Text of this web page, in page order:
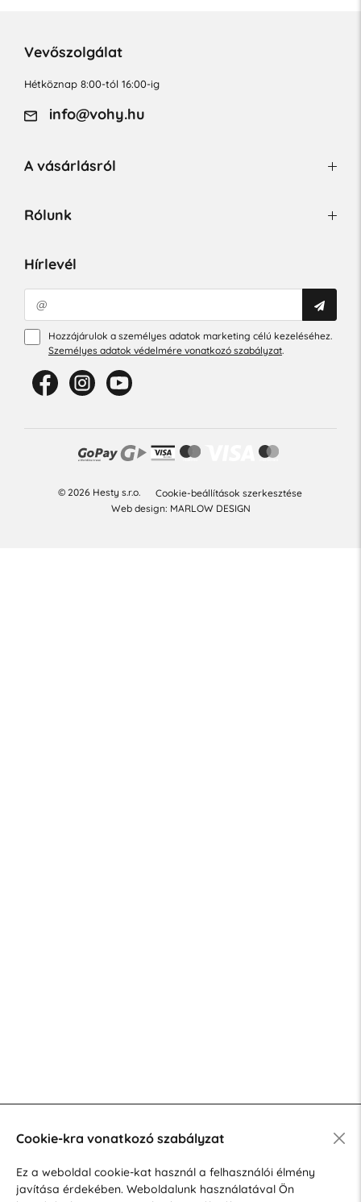
Vevőszolgálat
Hétköznap 8:00-tól 16:00-ig
info@vohy.hu
A vásárlásról
Rólunk
Hírlevél
Hozzájárulok a személyes adatok marketing célú kezeléséhez.
Személyes adatok védelmére vonatkozó szabályzat.
© 2026 Hesty s.r.o.
Cookie-beállítások szerkesztése
Web design: MARLOW DESIGN
Cookie-kra vonatkozó szabályzat
Ez a weboldal cookie-kat használ a felhasználói élmény
javítása érdekében. Weboldalunk használatával Ön